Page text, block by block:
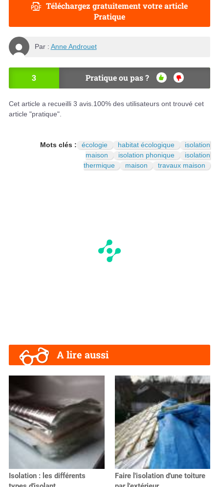
Téléchargez gratuitement votre article
Pratique
Par : Anne Androuet
3 Pratique ou pas ?
OU
NO
N
Cet article a recueilli 3 avis. 100% des utilisateurs ont trouvé cet
article "pratique".
Mots clés : écologie habitat écologique
isolation
maison
isolation phonique
isolation
thermique
maison travaux maison
A lire aussi
Isolation : les différents
Faire l'isolation d'une toiture